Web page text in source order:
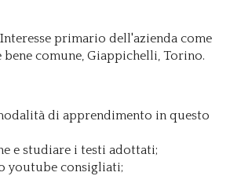
Interesse primario dell'azienda come
comune, Giappichelli, Torino.
di apprendimento in questo
e studiare i testi adottati;
youtube consigliati;